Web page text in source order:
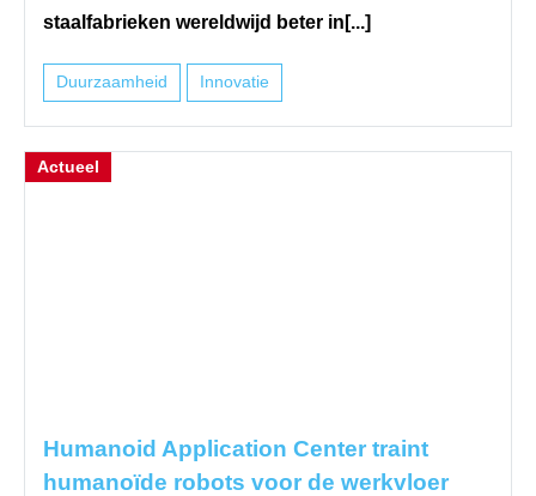
staalfabrieken wereldwijd beter in[...]
Duurzaamheid Innovatie
Actueel
Humanoid Application Center traint
humanoïde robots voor de werkvloer